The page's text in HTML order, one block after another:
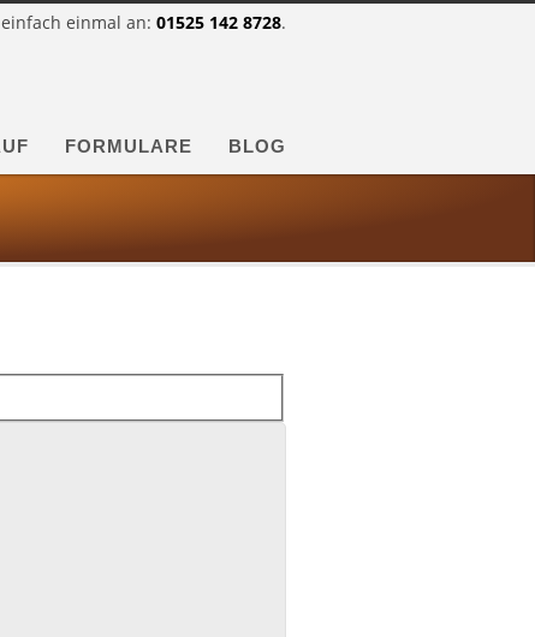
einmal an: 01525 142 8728.
FORMULARE BLOG